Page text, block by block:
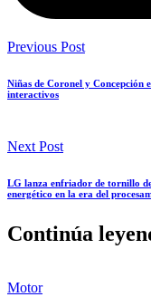
Previous Post
Niñas de Coronel y Concepción
interactivos
Next Post
LG lanza enfriador de tornillo
energético en la era del
Continúa
Motor